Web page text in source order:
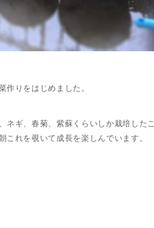
作りをはじめました。
ネギ、春菊、紫蘇くらいしか栽培したこ
れを覗いて成長を楽しんでいます。